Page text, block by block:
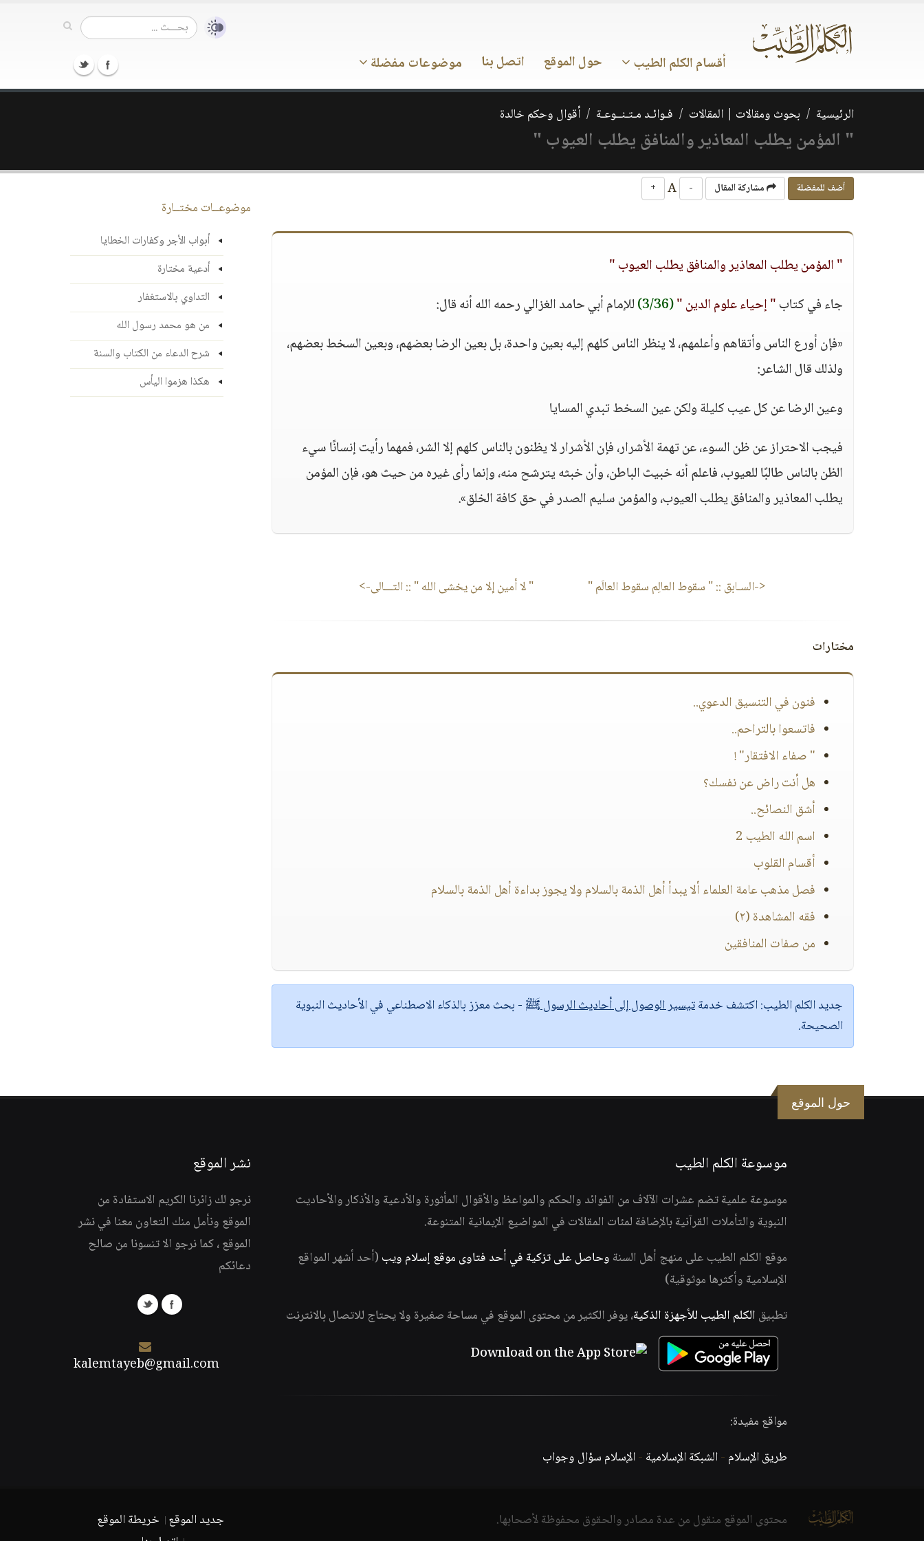
أقسام الكلم الطيب حول الموقع اتصل بنا موضوعات مفضلة
الرئيسية بحوث ومقالات | المقالات فـوائـد مـتـنــوعـة أقوال وحكم خالدة
" المؤمن يطلب المعاذير والمنافق يطلب العيوب "
أضف للمفضلة مشاركة المقال -
+
" المؤمن يطلب المعاذير والمنافق يطلب العيوب "
جاء في كتاب" إحياء علوم الدين "(3/36)
للإمام أبي حامد الغزالي رحمه الله أنه قال:
«فإن أورع الناس وأتقاهم وأعلمهم، لا ينظر الناس كلهم إليه بعين واحدة، بل بعين الرضا بعضهم، وبعين السخط بعضهم،
ولذلك قال الشاعر:
وعين الرضا عن كل عيب كليلة ولكن عين السخط تبدي المسايا
فيجب الاحتراز عن ظن السوء، عن تهمة الأشرار، فإن الأشرار لا يظنون بالناس كلهم إلا الشر، فمهما رأيت إنسانًا سيء
الظن بالناس طالبًا للعيوب، فاعلم أنه خبيث الباطن، وأن خبثه يترشح منه، وإنما رأى غيره من حيث هو، فإن المؤمن
يطلب المعاذير والمنافق يطلب العيوب، والمؤمن سليم الصدر في حق كافة الخلق».
<-السـابق ::" سقوط العالِم سقوط العالَم " " لا أمين إلا من يخشى الله " :: التـــالى->
مختارات
فنون في التنسيق الدعوي..
فاتسعوا بالتراحم..
" صفاء الافتقار" !
هل أنت راض عن نفسك؟
أشق النصائح..
اسم الله الطيب 2
أقسام القلوب
فصل مذهب عامة العلماء ألا يبدأ أهل الذمة بالسلام ولا يجوز بداءة أهل الذمة بالسلام
فقه المشاهدة (٢)
من صفات المنافقين
جديد الكلم الطيب:اكتشف خدمةتيسير الوصول إلى أحاديث الرسول ﷺ - بحث معزز بالذكاء الاصطناعي في الأحاديث النبوية
الصحيحة.
موضوعــات مختــارة
أبواب الأجر وكفارات الخطايا
أدعية مختارة
التداوي بالاستغفار
من هو محمد رسول الله
شرح الدعاء من الكتاب والسنة
هكذا هزموا اليأس
حول الموقع
موسوعة الكلم الطيب
موسوعة علمية تضم عشرات الآلاف من الفوائد والحكم والمواعظ والأقوال المأثورة والأدعية والأذكار والأحاديث
النبوية والتأملات القرآنية بالإضافة لمئات المقالات في المواضيع الإيمانية المتنوعة.
موقع الكلم الطيب على منهج أهل السنة وحاصل على تزكية في أحد فتاوى موقع إسلام ويب (أحد أشهر المواقع
الإسلامية وأكثرها موثوقية)
تطبيق الكلم الطيب للأجهزة الذكية، يوفر الكثير من محتوى الموقع في مساحة صغيرة ولا يحتاج للاتصال بالانترنت
مواقع مفيدة:
طريق الإسلام -الشبكة الإسلامية -الإسلام سؤال وجواب
نشر الموقع
نرجو لك زائرنا الكريم الاستفادة من
الموقع ونأمل منك التعاون معنا في نشر
الموقع ، كما نرجو الا تنسونا من صالح
دعائكم
kalemtayeb@gmail.com
محتوى الموقع منقول من عدة مصادر والحقوق محفوظة لأصحابها. جديد الموقع خريطة الموقع